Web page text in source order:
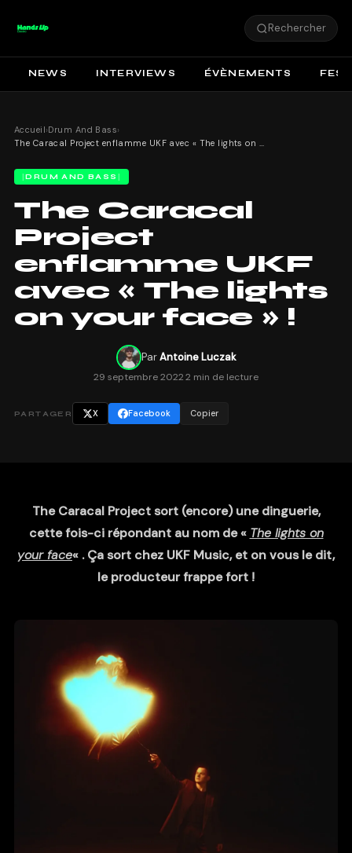
Rechercher
NEWS INTERVIEWS ÉVÈNEMENTS
Accueil›Drum And Bass›
The Caracal Project enflamme UKF avec « The lights on your face » !
DRUM AND BASS
The Caracal
Project
enflamme UKF
avec « The lights
on your face » !
ParAntoine Luczak
29 septembre 20222 min de lecture
PARTAGER X Facebook Copier
The Caracal Project sort (encore) une dinguerie,
cette fois-ci répondant au nom de « The lights on
your face« . Ça sort chez UKF Music, et on vous le dit,
le producteur frappe fort !